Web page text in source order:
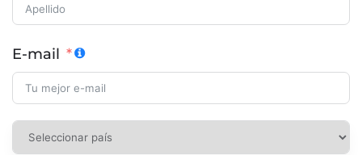
E-mail